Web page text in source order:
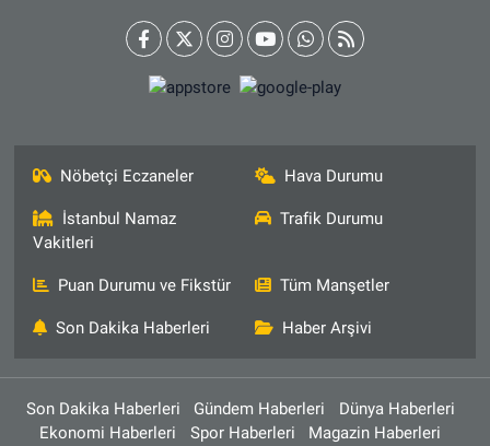
Nöbetçi Eczaneler Hava Durumu
İstanbul Namaz
Vakitleri
Trafik Durumu
Puan Durumu ve Fikstür Tüm Manşetler
Son Dakika Haberleri Haber Arşivi
Son Dakika Haberleri Gündem Haberleri
Dünya Haberleri
Ekonomi Haberleri
Spor Haberleri Magazin Haberleri